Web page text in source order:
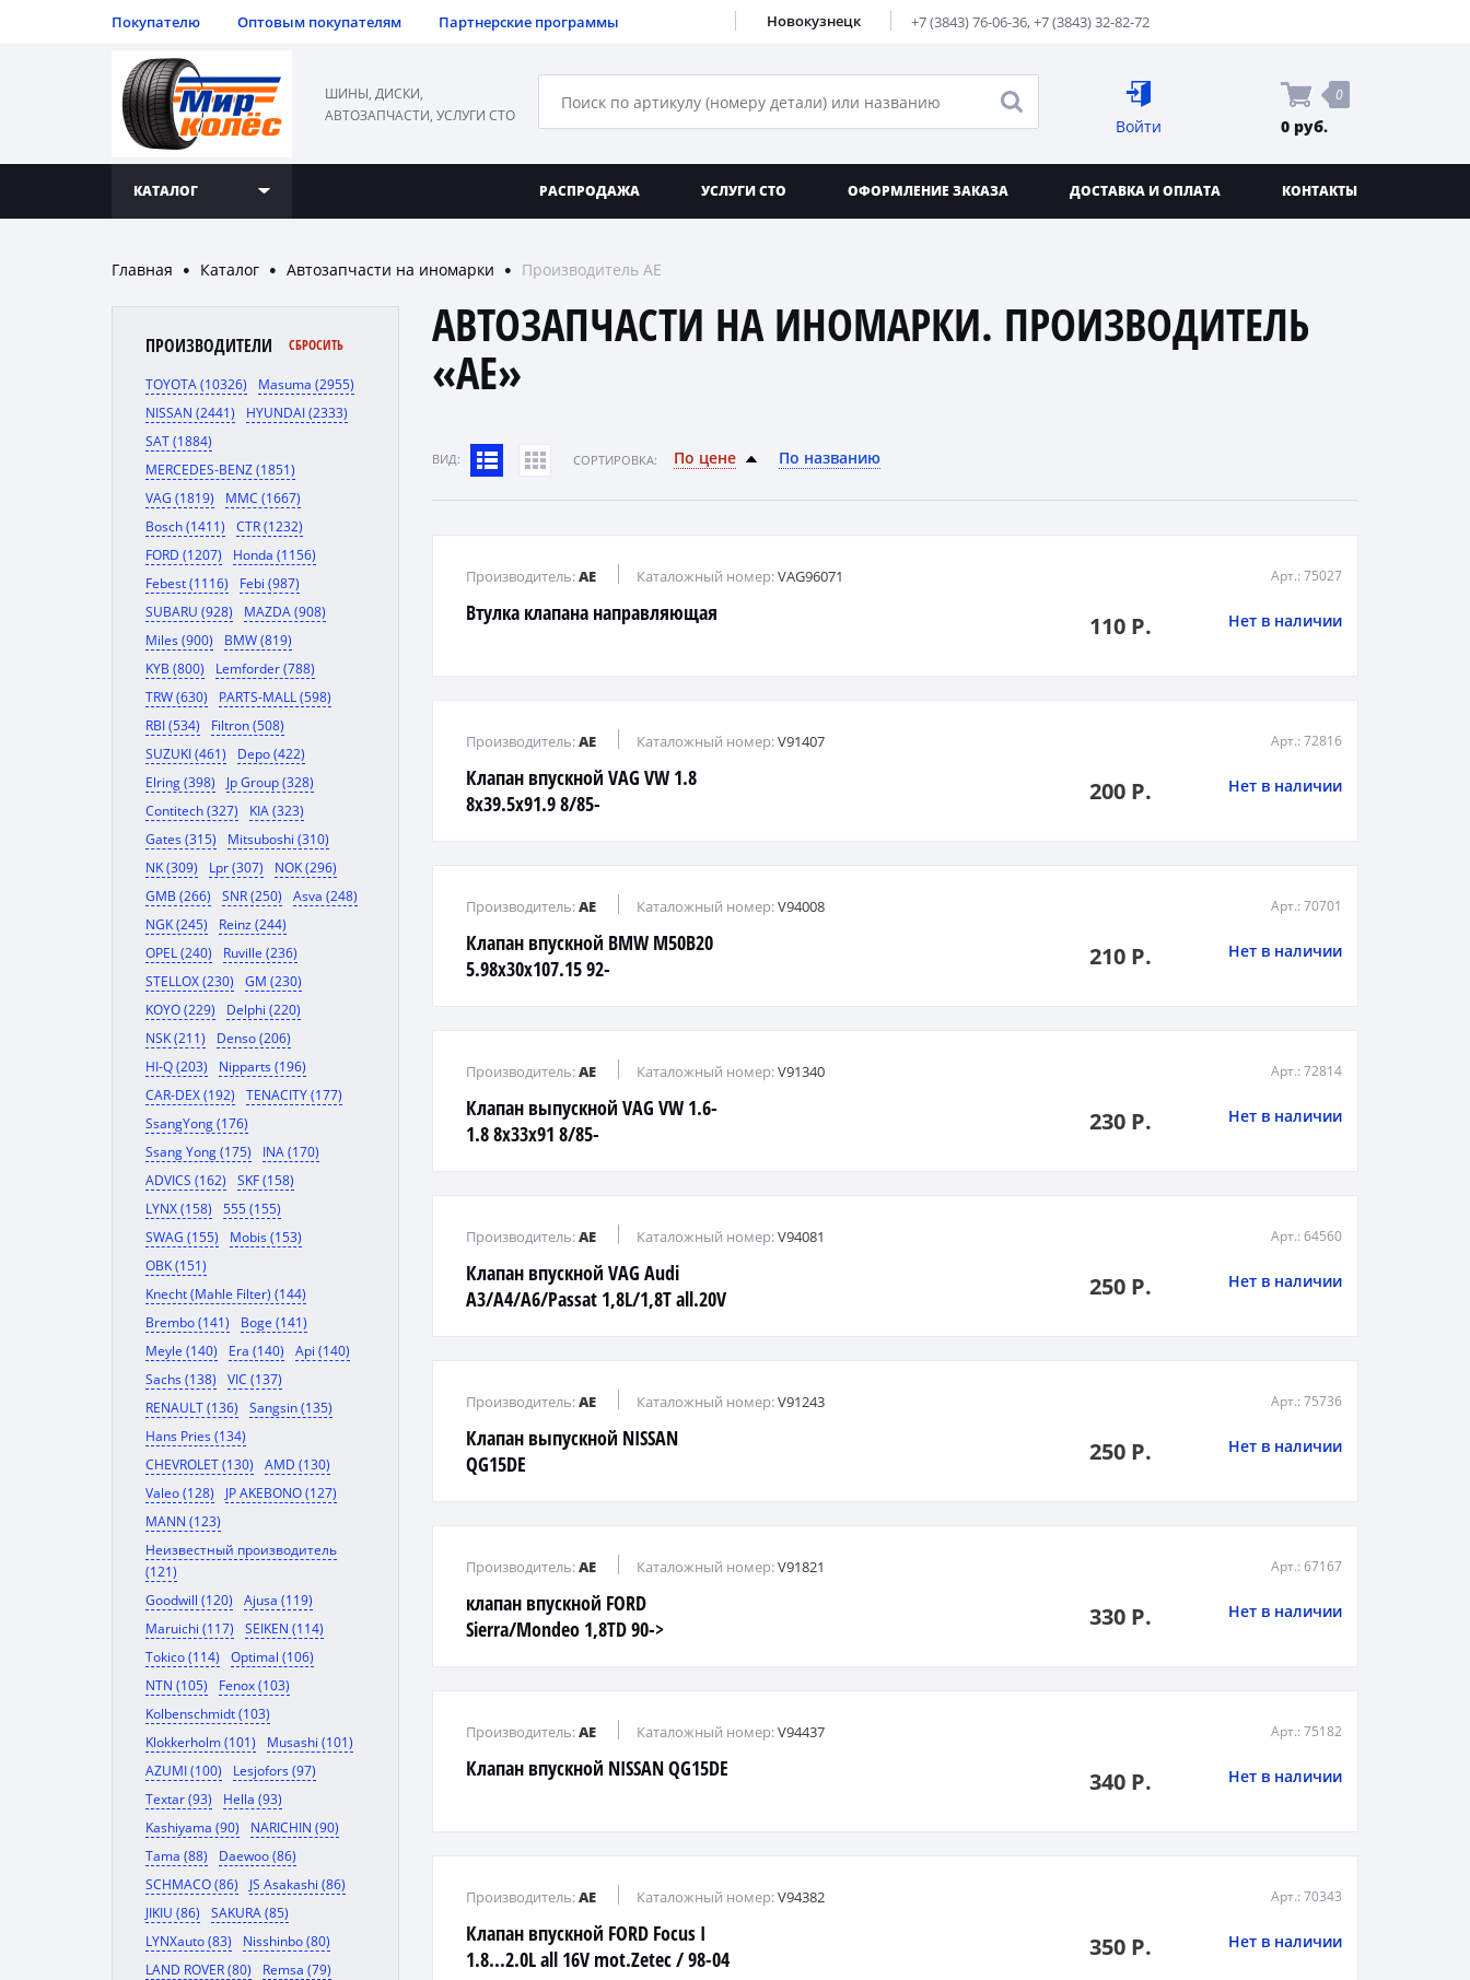
Покупателю Оптовым покупателям Партнерские программы Новокузнецк +7 (3843) 76-06-36,+7 (3843) 32-82-72
ШИНЫ, ДИСКИ,
АВТОЗАПЧАСТИ, УСЛУГИ СТО
Войти
0
0 руб.
КАТАЛОГ РАСПРОДАЖА УСЛУГИ СТО ОФОРМЛЕНИЕ ЗАКАЗА ДОСТАВКА И ОПЛАТА КОНТАКТЫ
Главная ● Каталог ● Автозапчасти на иномарки ● Производитель AE
ПРОИЗВОДИТЕЛИ СБРОСИТЬ
TOYOTA (10326)
Masuma (2955)
NISSAN (2441)
HYUNDAI (2333)
SAT (1884)
MERCEDES-BENZ (1851)
VAG (1819)
MMC (1667)
Bosch (1411)
CTR (1232)
FORD (1207)
Honda (1156)
Febest (1116)
Febi (987)
SUBARU (928)
MAZDA (908)
Miles (900)
BMW (819)
KYB (800)
Lemforder (788)
TRW (630)
PARTS-MALL (598)
RBI (534)
Filtron (508)
SUZUKI (461)
Depo (422)
Elring (398)
Jp Group (328)
Contitech (327)
KIA (323)
Gates (315)
Mitsuboshi (310)
NK (309)
Lpr (307)
NOK (296)
GMB (266)
SNR (250)
Asva (248)
NGK (245)
Reinz (244)
OPEL (240)
Ruville (236)
STELLOX (230)
GM (230)
KOYO (229)
Delphi (220)
NSK (211)
Denso (206)
HI-Q (203)
Nipparts (196)
CAR-DEX (192)
TENACITY (177)
SsangYong (176)
Ssang Yong (175)
INA (170)
ADVICS (162)
SKF (158)
LYNX (158)
555 (155)
SWAG (155)
Mobis (153)
OBK (151)
Knecht (Mahle Filter) (144)
Brembo (141)
Boge (141)
Meyle (140)
Era (140)
Api (140)
Sachs (138)
VIC (137)
RENAULT (136)
Sangsin (135)
Hans Pries (134)
CHEVROLET (130)
AMD (130)
Valeo (128)
JP AKEBONO (127)
MANN (123)
Неизвестный производитель
(121)
Goodwill (120)
Ajusa (119)
Maruichi (117)
SEIKEN (114)
Tokico (114)
Optimal (106)
NTN (105)
Fenox (103)
Kolbenschmidt (103)
Klokkerholm (101)
Musashi (101)
AZUMI (100)
Lesjofors (97)
Textar (93)
Hella (93)
Kashiyama (90)
NARICHIN (90)
Tama (88)
Daewoo (86)
SCHMACO (86)
JS Asakashi (86)
JIKIU (86)
SAKURA (85)
LYNXauto (83)
Nisshinbo (80)
LAND ROVER (80)
Remsa (79)
АВТОЗАПЧАСТИ НА ИНОМАРКИ. ПРОИЗВОДИТЕЛЬ
«AE»
ВИД: CОРТИРОВКА: По цене По названию
Втулка клапана направляющая
Производитель:AE Каталожный номер:VAG96071 Арт.: 75027
110 Р. Нет в наличии
Клапан впускной VAG VW 1.8
8x39.5x91.9 8/85-
Производитель:AE Каталожный номер:V91407 Арт.: 72816
200 Р. Нет в наличии
Клапан впускной BMW M50B20
5.98x30x107.15 92-
Производитель:AE Каталожный номер:V94008 Арт.: 70701
210 Р. Нет в наличии
Клапан выпускной VAG VW 1.6-
1.8 8x33x91 8/85-
Производитель:AE Каталожный номер:V91340 Арт.: 72814
230 Р. Нет в наличии
Клапан впускной VAG Audi
A3/A4/A6/Passat 1,8L/1,8T all.20V
Производитель:AE Каталожный номер:V94081 Арт.: 64560
250 Р. Нет в наличии
Клапан выпускной NISSAN
QG15DE
Производитель:AE Каталожный номер:V91243 Арт.: 75736
250 Р. Нет в наличии
клапан впускной FORD
Sierra/Mondeo 1,8TD 90->
Производитель:AE Каталожный номер:V91821 Арт.: 67167
330 Р. Нет в наличии
Клапан впускной NISSAN QG15DE
Производитель:AE Каталожный номер:V94437 Арт.: 75182
340 Р. Нет в наличии
Клапан впускной FORD Focus I
1.8...2.0L all 16V mot.Zetec / 98-04
Производитель:AE Каталожный номер:V94382 Арт.: 70343
350 Р. Нет в наличии